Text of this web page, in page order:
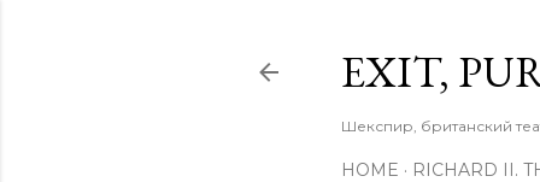
EXIT,
Шекспир, британский
HOME RICHARD II.